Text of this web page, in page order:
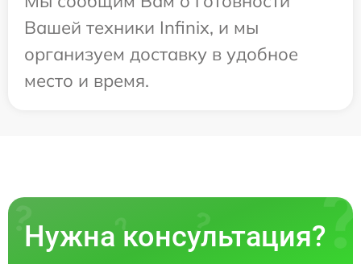
Вашей техники Infinix, и мы
организуем доставку в удобное
место и время.
Нужна консультация?